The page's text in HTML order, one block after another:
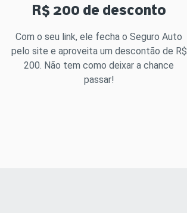
R$ 200 de desconto
Com o seu link, ele fecha o Seguro Auto
pelo site e aproveita um descontão de R$
200. Não tem como deixar a chance
passar!